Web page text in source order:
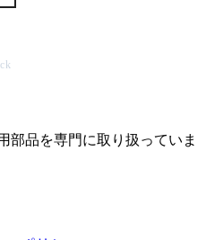
部品を専門に取り扱っていま